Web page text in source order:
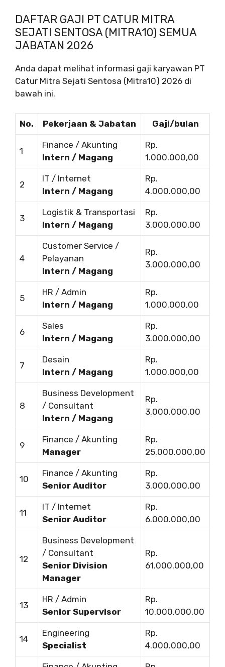
DAFTAR GAJI PT CATUR MITRA
SEJATI SENTOSA (MITRA10) SEMUA
JABATAN 2026
Anda dapat melihat informasi gaji karyawan PT
Catur Mitra Sejati Sentosa (Mitra10) 2026 di
bawah ini.
No. Pekerjaan & Jabatan Gaji/bulan
1
Finance / Akunting
Intern / Magang
Rp.
1.000.000,00
2
IT / Internet
Intern / Magang
Rp.
4.000.000,00
3
Logistik & Transportasi
Intern / Magang
Rp.
3.000.000,00
4
Customer Service /
Pelayanan
Intern / Magang
Rp.
3.000.000,00
5
HR / Admin
Intern / Magang
Rp.
1.000.000,00
6
Sales
Intern / Magang
Rp.
3.000.000,00
7
Desain
Intern / Magang
Rp.
1.000.000,00
8
Business Development
/ Consultant
Intern / Magang
Rp.
3.000.000,00
9
Finance / Akunting
Manager
Rp.
25.000.000,00
10
Finance / Akunting
Senior Auditor
Rp.
3.000.000,00
11
IT / Internet
Senior Auditor
Rp.
6.000.000,00
12
Business Development
/ Consultant
Senior Division
Manager
Rp.
61.000.000,00
13
HR / Admin
Senior Supervisor
Rp.
10.000.000,00
14
Engineering
Specialist
Rp.
4.000.000,00